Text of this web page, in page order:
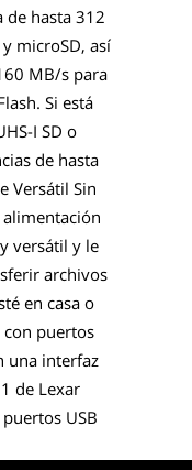
de hasta 312
microSD, así
MB/s para
Si está
I SD o
de hasta
Versátil Sin
versátil y le
archivos
en casa o
puertos
una interfaz
de Lexar
USB